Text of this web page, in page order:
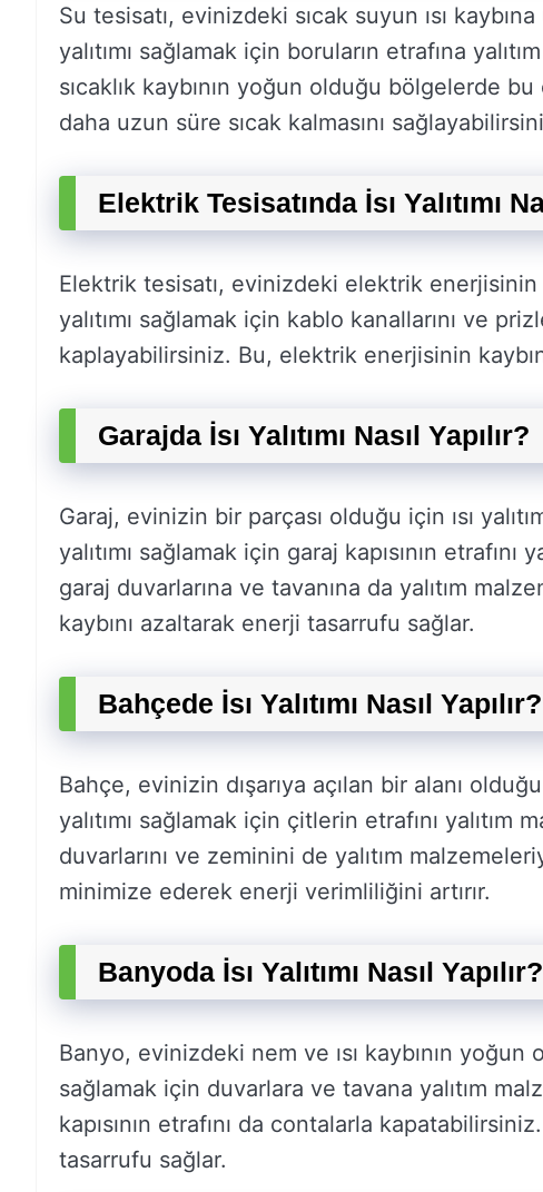
Su tesisatı, evinizdeki sıcak suyun ısı
yalıtımı sağlamak için boruların etrafına
sıcaklık kaybının yoğun olduğu bölgelerde
daha uzun süre sıcak kalmasını
Elektrik Tesisatında İsı Yalıtımı
Elektrik tesisatı, evinizdeki elektrik enerjisinin
yalıtımı sağlamak için kablo kanallarını ve
kaplayabilirsiniz. Bu, elektrik enerjisinin
Garajda İsı Yalıtımı Nasıl Yapılır?
Garaj, evinizin bir parçası olduğu için ısı
yalıtımı sağlamak için garaj kapısının
garaj duvarlarına ve tavanına da yalıtım
kaybını azaltarak enerji tasarrufu sağlar.
Bahçede İsı Yalıtımı Nasıl Yapılır?
Bahçe, evinizin dışarıya açılan bir alanı
yalıtımı sağlamak için çitlerin etrafını
duvarlarını ve zeminini de yalıtım
minimize ederek enerji verimliliğini artırır.
Banyoda İsı Yalıtımı Nasıl Yapılır?
Banyo, evinizdeki nem ve ısı kaybının yoğun
sağlamak için duvarlara ve tavana yalıtım
kapısının etrafını da contalarla
tasarrufu sağlar.